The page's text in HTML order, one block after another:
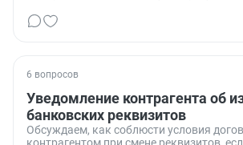
6 вопросов
Уведомление контрагента об
банковских реквизитов
Обсуждаем, как соблюсти условия
контрагентом при смене реквизитов,